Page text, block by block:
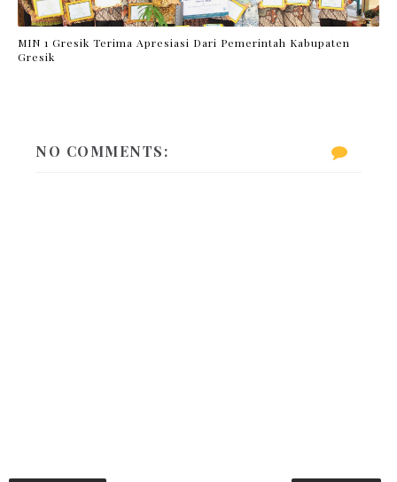
MIN 1 Gresik Terima Apresiasi Dari Pemerintah Kabupaten
Gresik
NO COMMENTS: